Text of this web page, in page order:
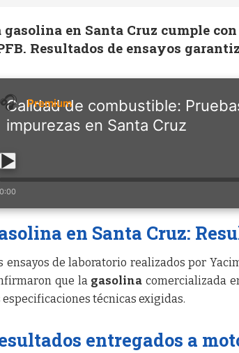
gasolina en Santa Cruz cumple
Resultados de ensayos
Calidad de combustible:
impurezas en Santa Cruz
0:00
en Santa Cruz:
ensayos de laboratorio realizados por
que la gasolina comercializada
especificaciones técnicas exigidas.
entregados a